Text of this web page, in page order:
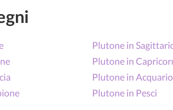
Plutone in
Plutone in
Plutone in Acquario
Plutone in Pesci